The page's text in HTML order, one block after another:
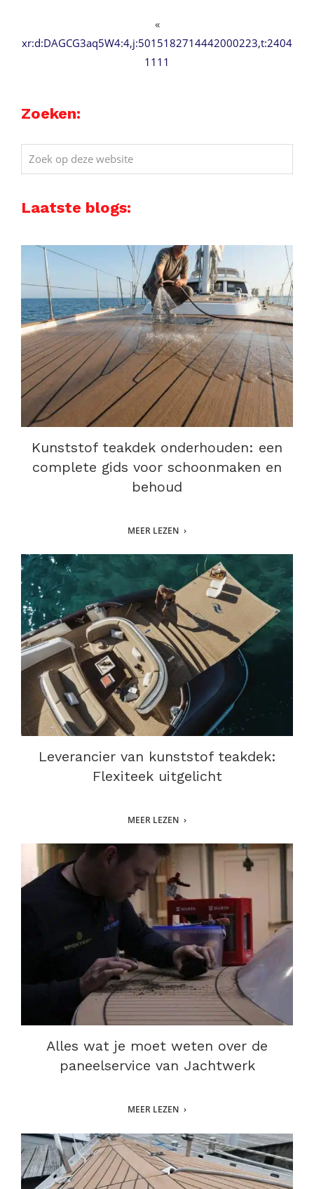
«
xr:d:DAGCG3aq5W4:4,j:5015182714442000223,t:2404
1111
Zoeken:
Zoek
op
website
Laatste blogs:
Kunststof teakdek onderhouden: een
complete gids voor schoonmaken en
behoud
MEER LEZEN
Leverancier van kunststof teakdek:
Flexiteek uitgelicht
MEER LEZEN
Alles wat je moet weten over de
paneelservice van Jachtwerk
MEER LEZEN